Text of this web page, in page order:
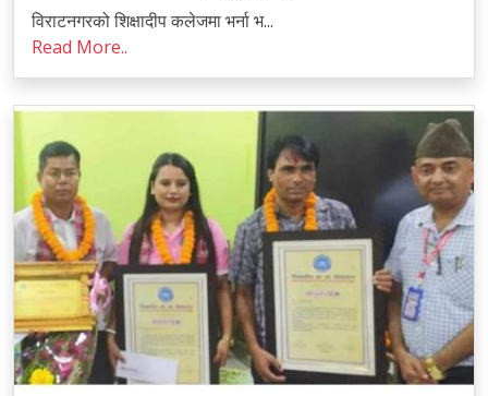
विराटनगरको शिक्षादीप कलेजमा भर्ना भ...
Read More..